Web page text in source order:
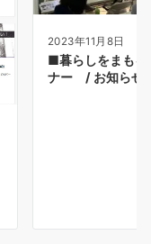
2023年11月8日
■暮らしをまもる
ナー / お知らせ